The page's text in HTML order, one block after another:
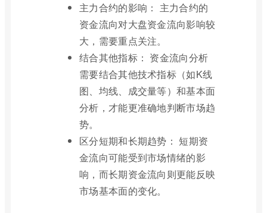
主力合约的影响： 主力合约的
资金流向对大盘资金流向影响较
大，需要重点关注。
结合其他指标： 资金流向分析
需要结合其他技术指标（如K线
图、均线、成交量等）和基本面
分析，才能更准确地判断市场趋
势。
区分短期和长期趋势： 短期资
金流向可能受到市场情绪的影
响，而长期资金流向则更能反映
市场基本面的变化。